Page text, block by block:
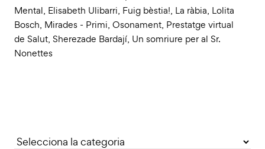
Mental, Elisabeth Ulibarri, Fuig bèstia!, La ràbia, Lolita
Bosch, Mirades - Primi, Osonament, Prestatge virtual
de Salut, Sherezade Bardají, Un somriure per al Sr.
Nonettes
Categories